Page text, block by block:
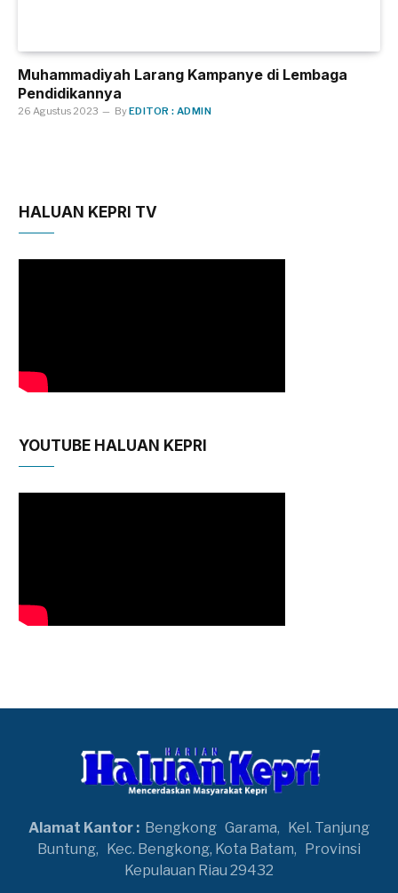
Muhammadiyah Larang Kampanye di Lembaga
Pendidikannya
26 Agustus 2023 ByEDITOR : ADMIN
HALUAN KEPRI TV
YOUTUBE HALUAN KEPRI
Alamat Kantor : Bengkong Garama,
Kel. Tanjung
Buntung,
Kec. Bengkong, Kota Batam,
Provinsi
Kepulauan Riau 29432